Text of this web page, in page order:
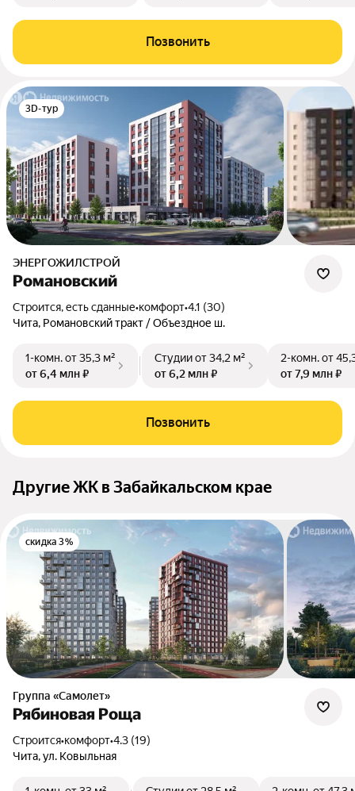
Позвонить
3D-тур
ЭНЕРГОЖИЛСТРОЙ
Романовский
Строится, есть сданные•комфорт•4.1 (30)
Чита, Романовский тракт / Объездное ш.
1-комн.от 35,3 м²
от 6,4 млн ₽
Студииот 34,2 м²
от 6,2 млн ₽
2-комн.от
от 7,9 млн ₽
Позвонить
Другие ЖК в Забайкальском крае
скидка 3%
Группа «Самолет»
Рябиновая Роща
Строится•комфорт•4.3 (19)
Чита, ул. Ковыльная